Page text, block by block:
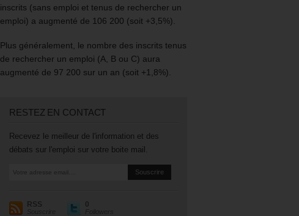
inscrits (sans emploi et tenus de rechercher un
emploi) a augmenté de 106 200 (soit +3,5%).
Plus généralement, le nombre des inscrits tenus
de rechercher un emploi (A, B ou C) aura
augmenté de 97 200 sur un an (soit +1,8%).
RESTEZ EN CONTACT
Recevez le meilleur de l'information et des
débats sur l'emploi sur votre boite mail.
RSS
Souscrire
0
Followers